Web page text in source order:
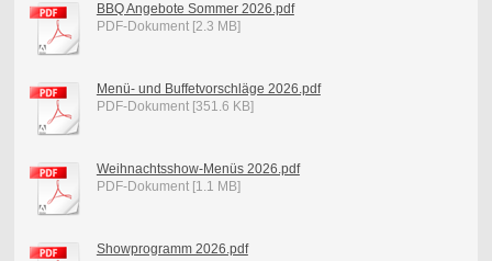
BBQ Angebote Sommer 2026.pdf
PDF-Dokument [2.3 MB]
Menü- und Buffetvorschläge 2026.pdf
PDF-Dokument [351.6 KB]
Weihnachtsshow-Menüs 2026.pdf
PDF-Dokument [1.1 MB]
Showprogramm 2026.pdf